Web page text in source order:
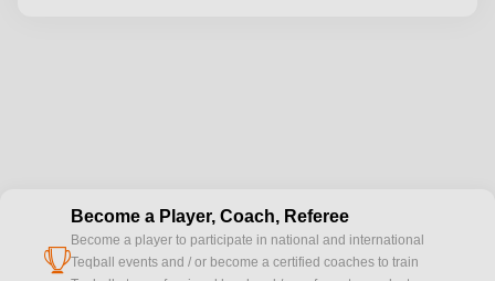
cup
Become a Player, Coach, Referee
Become a player to participate in national and international
Teqball events and / or become a certified coaches to train